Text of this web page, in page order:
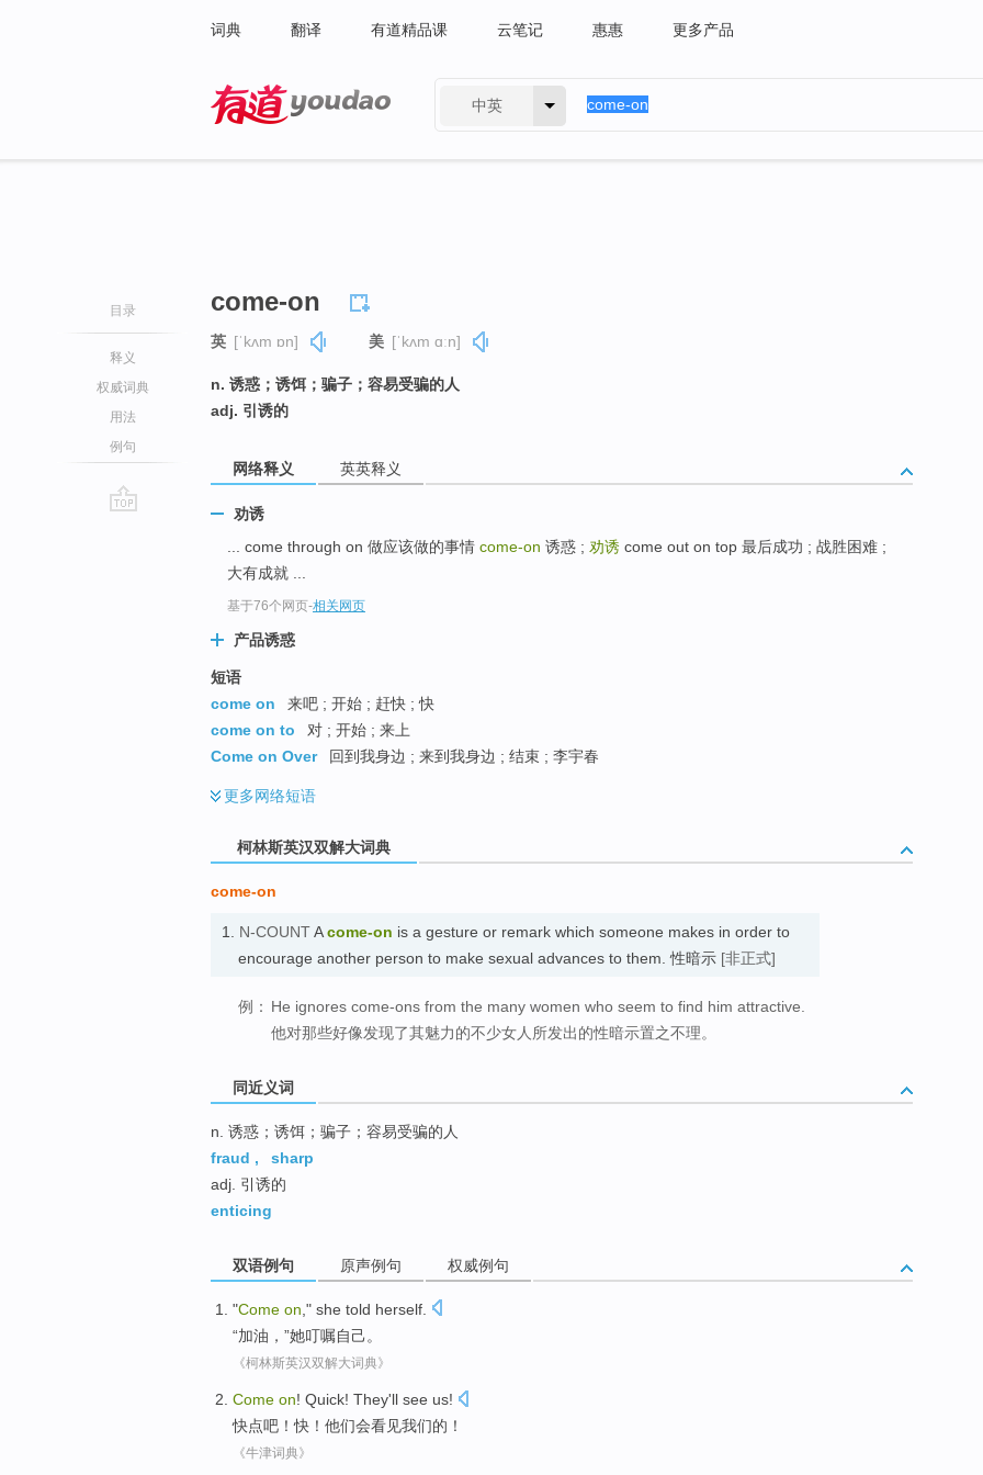
词典 翻译 有道精品课 云笔记 惠惠 更多产品
中英
目录
释义
权威词典
用法
例句
come-on
英 [ˈkʌm ɒn] 美 [ˈkʌm ɑːn]
n. 诱惑；诱饵；骗子；容易受骗的人
adj. 引诱的
网络释义 英英释义
劝诱
... come through on 做应该做的事情 come-on 诱惑 ; 劝诱 come out on top 最后成功 ; 战胜困难 ;
大有成就 ...
基于76个网页-相关网页
产品诱惑
短语
come on
来吧 ; 开始 ; 赶快 ; 快
come on to
对 ; 开始 ; 来上
Come on Over
回到我身边 ; 来到我身边 ; 结束 ; 李宇春
更多网络短语
柯林斯英汉双解大词典
come-on
1. N-COUNTAcome-on is a gesture or remark which someone makes in order to
encourage another person to make sexual advances to them. 性暗示 [非正式]
例： He ignores come-ons from the many women who seem to find him attractive.
他对那些好像发现了其魅力的不少女人所发出的性暗示置之不理。
同近义词
n. 诱惑；诱饵；骗子；容易受骗的人
fraud ,
sharp
adj. 引诱的
enticing
双语例句 原声例句 权威例句
"Come on ," she told herself
“加油 ，”她叮嘱自己。
《柯林斯英汉双解大词典》
Come on! Quick! They'll see us!
快点吧！快 ！ 他们会看见我们的！
《牛津词典》